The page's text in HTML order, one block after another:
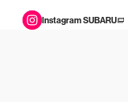
Instagram SUBARU